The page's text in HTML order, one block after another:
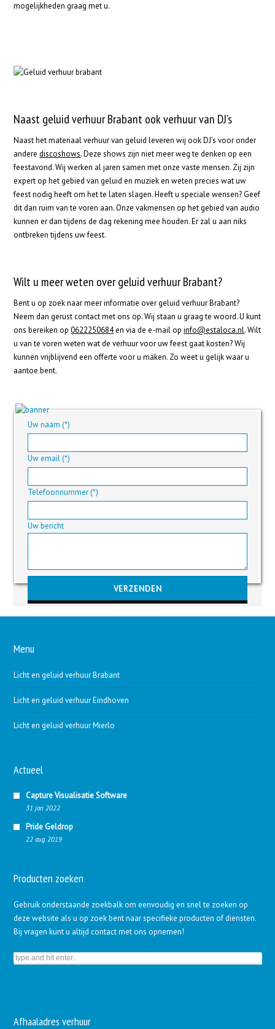
mogelijkheden graag met u.
Naast geluid verhuur Brabant ook verhuur van DJ’s
Naast het materiaal verhuur van geluid leveren wij ook DJ’s voor onder
anderediscoshows. Deze shows zijn niet meer weg te denken op een
feestavond. Wij werken al jaren samen met onze vaste mensen. Zij zijn
expert op het gebied van geluid en muziek en weten precies wat uw
feest nodig heeft om het te laten slagen. Heeft u speciale wensen? Geef
dit dan ruim van te voren aan. Onze vakmensen op het gebied van audio
kunnen er dan tijdens de dag rekening mee houden. Er zal u aan niks
ontbreken tijdens uw feest.
Wilt u meer weten over geluid verhuur Brabant?
Bent u op zoek naar meer informatie over geluid verhuur Brabant?
Neem dan gerust contact met ons op. Wij staan u graag te woord. U kunt
ons bereiken op0622250684en via de e-mail opinfo@estaloca.nl. Wilt
u van te voren weten wat de verhuur voor uw feest gaat kosten? Wij
kunnen vrijblijvend een offerte voor u maken. Zo weet u gelijk waar u
aantoe bent.
Uw naam (*)
Uw email (*)
Telefoonnummer (*)
Gelieve dit veld leeg te laten.
Uw bericht
Menu
Licht en geluid verhuur Brabant
Licht en geluid verhuur Eindhoven
Licht en geluid verhuur Mierlo
Actueel
Capture Visualisatie Software
31 jan 2022
Pride Geldrop
22 aug 2019
Producten zoeken
Gebruik onderstaande zoekbalk om eenvoudig en snel te zoeken op
deze website als u op zoek bent naar specifieke producten of diensten.
Bij vragen kunt u altijd contact met ons opnemen!
Afhaaladres verhuur